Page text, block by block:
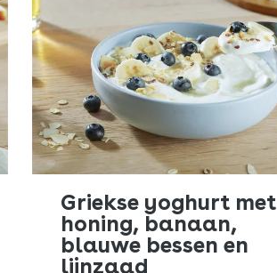
Griekse yoghurt met
honing, banaan,
blauwe bessen en
lijnzaad